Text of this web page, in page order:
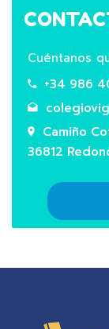
Cuéntanos
+34 986
Camiño
36812